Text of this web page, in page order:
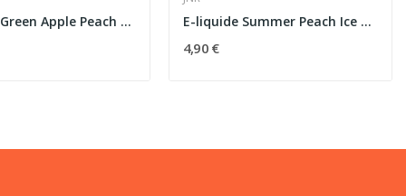
E-liquide Green Apple Peach 10ml JNR Falcon-X... E-liquide Summer Peach Ice 10ml JNR - Pêche...
4,90 €